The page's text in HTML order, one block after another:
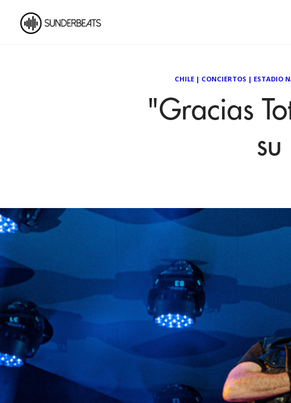
CHILE | CONCIERTOS | ESTADIO
"Gracias